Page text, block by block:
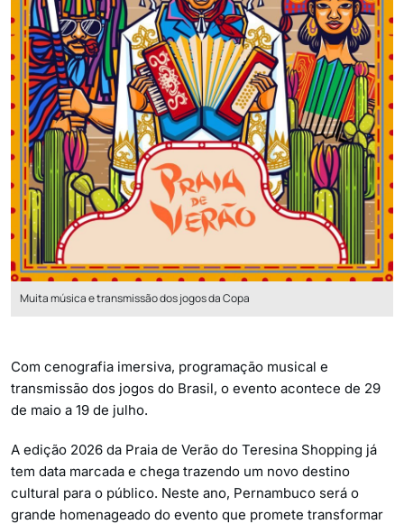
Muita música e transmissão dos jogos da Copa
Com cenografia imersiva, programação musical e
transmissão dos jogos do Brasil, o evento acontece de 29
de maio a 19 de julho.
A edição 2026 da Praia de Verão do Teresina Shopping já
tem data marcada e chega trazendo um novo destino
cultural para o público. Neste ano, Pernambuco será o
grande homenageado do evento que promete transformar